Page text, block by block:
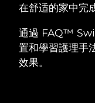
在舒适的家中完
通過 FAQ™
置和學習護理手
效果。
FAQ™ 抗老護
波士尼亞與赫塞哥
汶萊
保加利亞